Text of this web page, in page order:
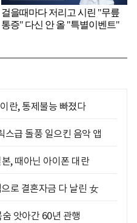
란, 통제불능 빠졌다
급 돌풍 일으킨 음악 앱
, 때아닌 아이폰 대란
로 결혼자금 다 날린 女
앗아간 60년 관행